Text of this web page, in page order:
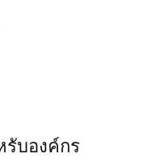
รับองค์กร